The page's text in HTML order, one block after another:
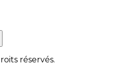
réservés.